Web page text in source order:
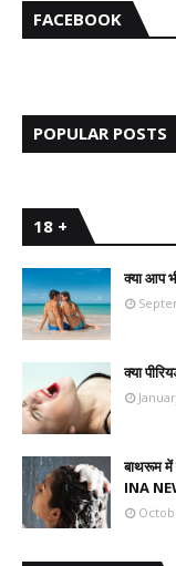
FACEBOOK
POPULAR POSTS
18 +
क्या आप
क्या
बाथरूम में
INA